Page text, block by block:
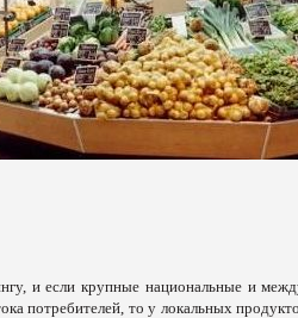
и если крупные национальные и
потребителей, то у локальных